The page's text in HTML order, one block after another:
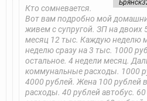
Кто сомневается.
Вот вам подробно мой
живем с супругой. ЗП на двоих
месяц 12 тыс. Каждую неделю
неделю сразу на 3 тыс. 1000
остальное. 4 недели месяц.
коммунальные расходы. 1000
4000 рублей. Жена 100 рублей
расходы. 40 рублей автобус.